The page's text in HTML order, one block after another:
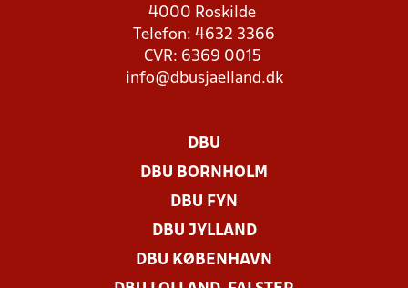
4000 Roskilde
Telefon: 4632 3366
CVR: 6369 0015
info@dbusjaelland.dk
DBU
DBU BORNHOLM
DBU FYN
DBU JYLLAND
DBU KØBENHAVN